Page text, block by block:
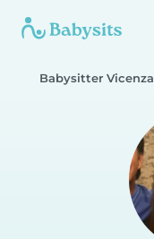
Babysitter Vicenza